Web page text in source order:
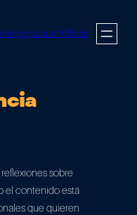
Artificial
sobre
el contenido está
que quieren